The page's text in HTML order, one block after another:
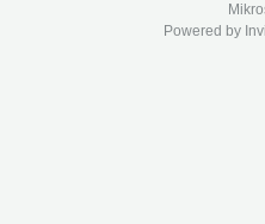
Powered by